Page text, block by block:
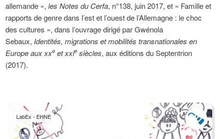
allemande »,les Notes du Cerfa, n°138, juin 2017, et « Famille et
rapports de genre dans l’est et l’ouest de l’Allemagne : le choc
des cultures », dans l’ouvrage dirigé par Gwénola
Sebaux, Identités, migrations et mobilités transnationales en
Europe auxxxe etxxie siècles, aux éditions du Septentrion
(2017).
LabEx - EHNE